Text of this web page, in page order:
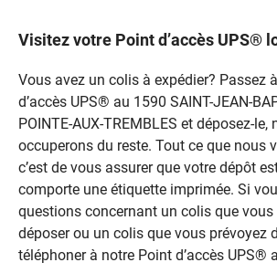
Visitez votre Point d’accès UPS®
Vous avez un colis à expédier? Passez
d’accès UPS® au 1590 SAINT-JEAN-
POINTE-AUX-TREMBLES et déposez-le,
occuperons du reste. Tout ce que nous
c’est de vous assurer que votre dépôt
comporte une étiquette imprimée. Si
questions concernant un colis que vous
déposer ou un colis que vous prévoyez
téléphoner à notre Point d’accès UPS®